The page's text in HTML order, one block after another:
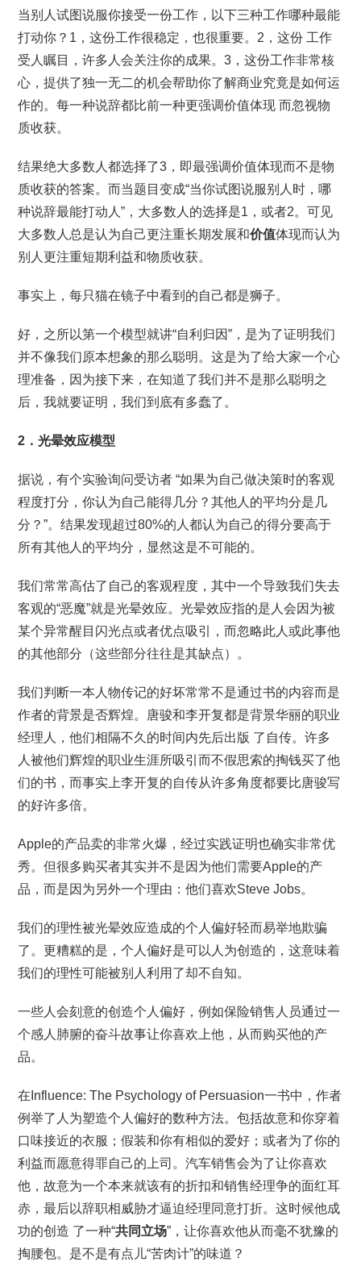
当别人试图说服你接受一份工作，以下三种工作哪种最能
打动你？1，这份工作很稳定，也很重要。2，这份 工作
受人瞩目，许多人会关注你的成果。3，这份工作非常核
心，提供了独一无二的机会帮助你了解商业究竟是如何运
作的。每一种说辞都比前一种更强调价值体现 而忽视物
质收获。
结果绝大多数人都选择了3，即最强调价值体现而不是物
质收获的答案。而当题目变成“当你试图说服别人时，哪
种说辞最能打动人”，大多数人的选择是1，或者2。可见
大多数人总是认为自己更注重长期发展和价值体现而认为
别人更注重短期利益和物质收获。
事实上，每只猫在镜子中看到的自己都是狮子。
好，之所以第一个模型就讲“自利归因”，是为了证明我们
并不像我们原本想象的那么聪明。这是为了给大家一个心
理准备，因为接下来，在知道了我们并不是那么聪明之
后，我就要证明，我们到底有多蠢了。
2．光晕效应模型
据说，有个实验询问受访者 “如果为自己做决策时的客观
程度打分，你认为自己能得几分？其他人的平均分是几
分？”。结果发现超过80%的人都认为自己的得分要高于
所有其他人的平均分，显然这是不可能的。
我们常常高估了自己的客观程度，其中一个导致我们失去
客观的“恶魔”就是光晕效应。光晕效应指的是人会因为被
某个异常醒目闪光点或者优点吸引，而忽略此人或此事他
的其他部分（这些部分往往是其缺点）。
我们判断一本人物传记的好坏常常不是通过书的内容而是
作者的背景是否辉煌。唐骏和李开复都是背景华丽的职业
经理人，他们相隔不久的时间内先后出版 了自传。许多
人被他们辉煌的职业生涯所吸引而不假思索的掏钱买了他
们的书，而事实上李开复的自传从许多角度都要比唐骏写
的好许多倍。
Apple的产品卖的非常火爆，经过实践证明也确实非常优
秀。但很多购买者其实并不是因为他们需要Apple的产
品，而是因为另外一个理由：他们喜欢Steve Jobs。
我们的理性被光晕效应造成的个人偏好轻而易举地欺骗
了。更糟糕的是，个人偏好是可以人为创造的，这意味着
我们的理性可能被别人利用了却不自知。
一些人会刻意的创造个人偏好，例如保险销售人员通过一
个感人肺腑的奋斗故事让你喜欢上他，从而购买他的产
品。
在Influence: The Psychology of Persuasion一书中，作者
例举了人为塑造个人偏好的数种方法。包括故意和你穿着
口味接近的衣服；假装和你有相似的爱好；或者为了你的
利益而愿意得罪自己的上司。汽车销售会为了让你喜欢
他，故意为一个本来就该有的折扣和销售经理争的面红耳
赤，最后以辞职相威胁才逼迫经理同意打折。这时候他成
功的创造 了一种“共同立场”，让你喜欢他从而毫不犹豫的
掏腰包。是不是有点儿“苦肉计”的味道？